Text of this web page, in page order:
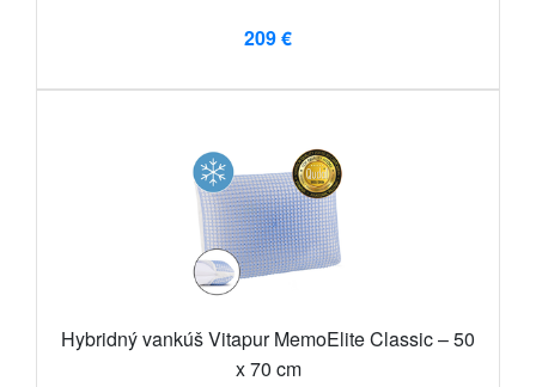
209 €
Hybridný vankúš Vitapur MemoElite Classic – 50
x 70 cm